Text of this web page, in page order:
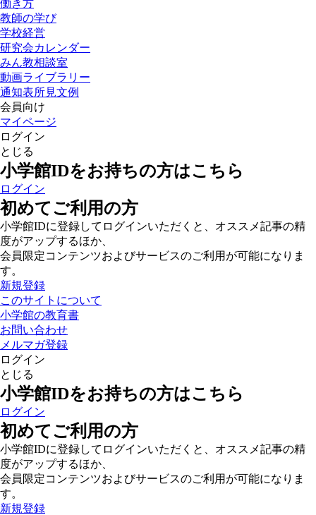
働き方
教師の学び
学校経営
研究会カレンダー
みん教相談室
動画ライブラリー
通知表所見文例
会員向け
マイページ
ログイン
とじる
小学館IDをお持ちの方はこちら
ログイン
初めてご利用の方
小学館IDに登録してログインいただくと、オススメ記事の精
度がアップするほか、
会員限定コンテンツおよびサービスのご利用が可能になりま
す。
新規登録
このサイトについて
小学館の教育書
お問い合わせ
メルマガ登録
ログイン
とじる
小学館IDをお持ちの方はこちら
ログイン
初めてご利用の方
小学館IDに登録してログインいただくと、オススメ記事の精
度がアップするほか、
会員限定コンテンツおよびサービスのご利用が可能になりま
す。
新規登録